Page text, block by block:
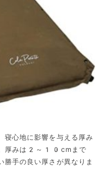
寝心地に影響を与える厚み
。厚みは2～10cmまで
勝手の良い厚さが異なりま